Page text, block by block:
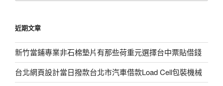
字:
近期文章
新竹當鋪專業非石棉墊片有那些荷重元選擇台中票貼借錢
台北網頁設計當日撥款台北市汽車借款Load Cell包裝機械